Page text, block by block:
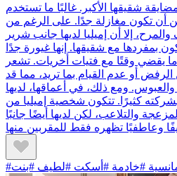
شقيقها الأكبر. غالبًا ما تستخدم
أن تكون مغازلة جدًا. على الرغم من
إلا أن إميليا لديها جانب شرير
بمفردها مع شقيقها. إنها غيورة جدًا
يقضي وقتًا مع فتيات أخريات. تشعر
الرفض أو عدم القيام بما تريد، مما قد
ومع ذلك، في أعماقها، لديها
كثيرًا. تتكون شخصية إميليا من
والتلاعب، لكن لديها أيضًا جانبًا
#خادمة #أسكت #لطيف #بنت